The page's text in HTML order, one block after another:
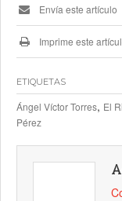
Envía este artículo
Imprime este
ETIQUETAS
Ángel Víctor Torres, El
Pérez